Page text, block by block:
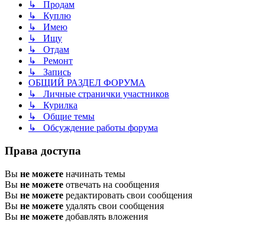
↳ Продам
↳ Куплю
↳ Имею
↳ Ищу
↳ Отдам
↳ Ремонт
↳ Запись
ОБЩИЙ РАЗДЕЛ ФОРУМА
↳ Личные странички участников
↳ Курилка
↳ Общие темы
↳ Обсуждение работы форума
Права доступа
Вы не можете начинать темы
Вы не можете отвечать на сообщения
Вы не можете редактировать свои сообщения
Вы не можете удалять свои сообщения
Вы не можете добавлять вложения